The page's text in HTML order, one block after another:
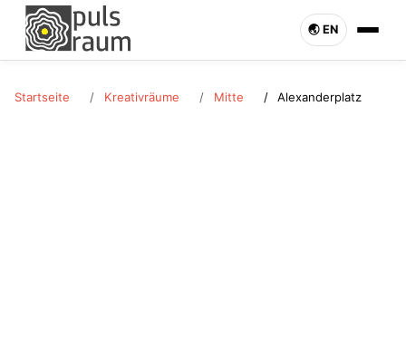
🌏︎ EN
Startseite Kreativräume Mitte Alexanderplatz